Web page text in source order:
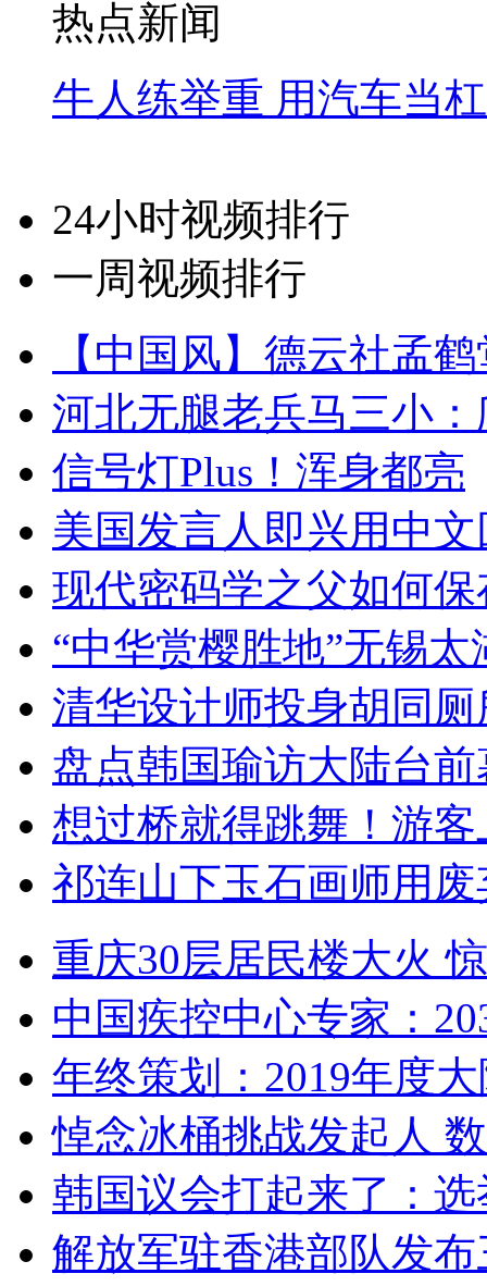
热点新闻
牛人练举重 用汽车当
24小时视频排行
一周视频排行
【中国风】德云社孟
河北无腿老兵马三小
信号灯Plus！浑身都亮
美国发言人即兴用中
现代密码学之父如何
“中华赏樱胜地”无锡
清华设计师投身胡同
盘点韩国瑜访大陆台
想过桥就得跳舞！游客
祁连山下玉石画师用
重庆30层居民楼大火
中国疾控中心专家：
年终策划：2019年度
悼念冰桶挑战发起人
韩国议会打起来了：
解放军驻香港部队发